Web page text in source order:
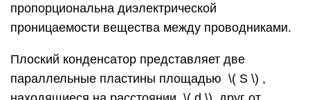
пропорциональна диэлектрической
проницаемости вещества между проводниками.
Плоский конденсатор представляет две
параллельные пластины площадью ​ \( S \) ​,